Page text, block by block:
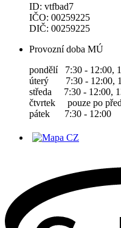
ID: vtfbad7
IČO: 00259225
DIČ: 00259225
Provozní doba MÚ
pondělí 7:30 - 12:00,
úterý 7:30 - 12:00,
středa 7:30 - 12:00,
čtvrtek pouze po
pátek 7:30 - 12:00